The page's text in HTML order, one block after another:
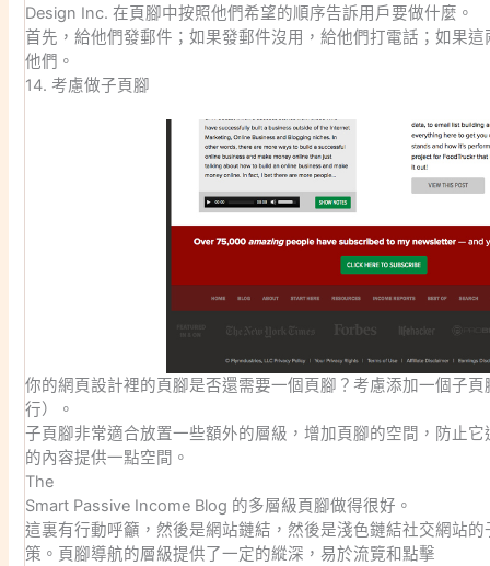
Design Inc. 在頁腳中按照他們希望的順序告訴用戶要做什麼。
首先，給他們發郵件；如果發郵件沒用，給他們打電話；如果
他們。
14. 考慮做子頁腳
你的網頁設計裡的頁腳是否還需要一個頁腳？考慮添加一個子
行）。
子頁腳非常適合放置一些額外的層級，增加頁腳的空間，防止
的內容提供一點空間。
The
Smart Passive Income Blog 的多層級頁腳做得很好。
這裏有行動呼籲，然後是網站鏈結，然後是淺色鏈結社交網站
策。頁腳導航的層級提供了一定的縱深，易於流覽和點擊